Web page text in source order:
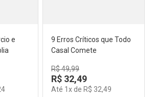
e
9 Erros Críticos que Todo
Casal Comete
R$49,99
R$ 32,49
Até 1 x de R$ 32,49